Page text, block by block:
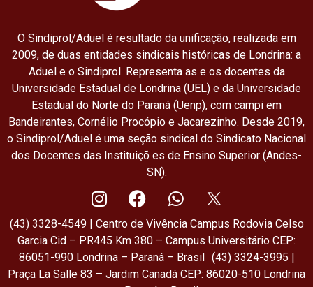
O Sindiprol/Aduel é resultado da unificação, realizada em
2009, de duas entidades sindicais históricas de Londrina: a
Aduel e o Sindiprol. Representa as e os docentes da
Universidade Estadual de Londrina (UEL) e da Universidade
Estadual do Norte do Paraná (Uenp), com campi em
Bandeirantes, Cornélio Procópio e Jacarezinho. Desde 2019,
o Sindiprol/Aduel é uma seção sindical do Sindicato Nacional
dos Docentes das Instituiçõ es de Ensino Superior (Andes-
SN).
(43) 3328-4549 | Centro de Vivência Campus Rodovia Celso
Garcia Cid – PR445 Km 380 – Campus Universitário CEP:
86051-990 Londrina – Paraná – Brasil (43) 3324-3995 |
Praça La Salle 83 – Jardim Canadá CEP: 86020-510 Londrina